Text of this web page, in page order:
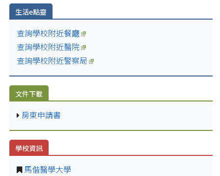
生活e點靈
查詢學校附近餐廰
查詢學校附近醫院
查詢學校附近警察局
文件下載
房東申請書
學校資訊
馬偕醫學大學